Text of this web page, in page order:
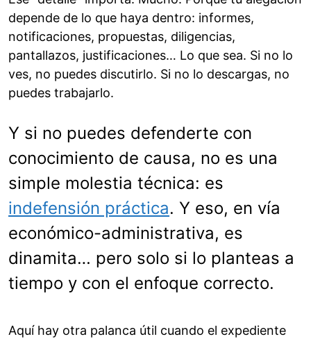
depende de lo que haya dentro: informes,
notificaciones, propuestas, diligencias,
pantallazos, justificaciones… Lo que sea. Si no lo
ves, no puedes discutirlo. Si no lo descargas, no
puedes trabajarlo.
Y si no puedes defenderte con
conocimiento de causa, no es una
simple molestia técnica: es
indefensión práctica. Y eso, en vía
económico-administrativa, es
dinamita… pero solo si lo planteas a
tiempo y con el enfoque correcto.
Aquí hay otra palanca útil cuando el expediente